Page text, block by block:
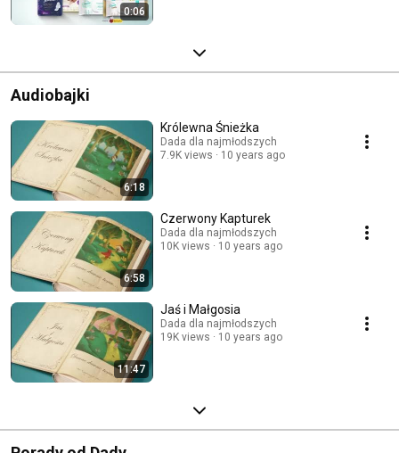
0:06
Audiobajki
6:18
Królewna Śnieżka
Dada dla najmłodszych
7.9K views
10 years ago
6:58
Czerwony Kapturek
Dada dla najmłodszych
10K views
10 years ago
11:47
Jaś i Małgosia
Dada dla najmłodszych
19K views
10 years ago